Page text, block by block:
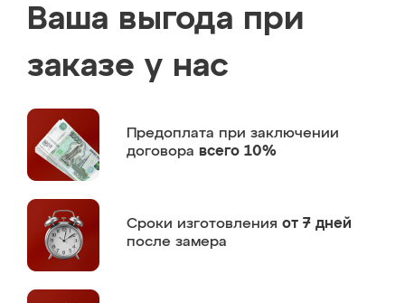
Ваша выгода при
заказе у нас
Предоплата при заключении
договора всего 10%
Сроки изготовления от 7 дней
после замера